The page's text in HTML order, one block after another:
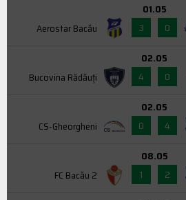
Aerostar Bacău
01.05
3
0
Bucovina Rădăuți
02.05
4
0
CS-Gheorgheni
02.05
0
4
FC Bacău 2
08.05
1
2